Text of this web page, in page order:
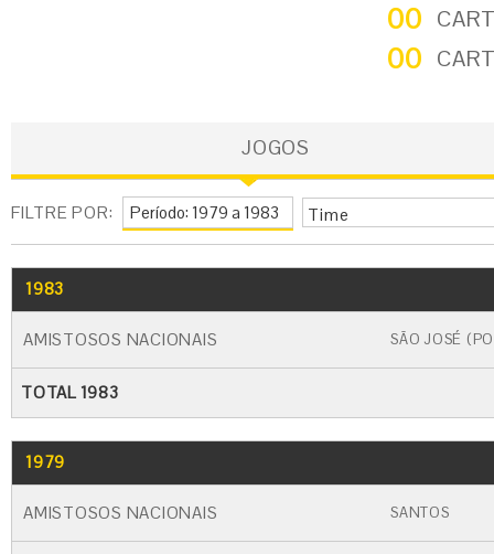
00
00
JOGOS
FILTRE POR: Time
1983
AMISTOSOS NACIONAIS SÃO JOSÉ
TOTAL 1983
1979
AMISTOSOS NACIONAIS SANTOS